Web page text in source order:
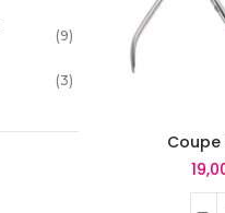
Coupe
(9)
(3)